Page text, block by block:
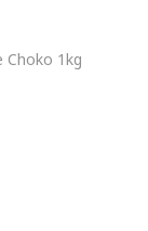
1kg